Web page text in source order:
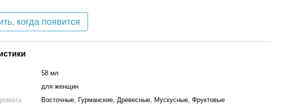
когда появится
58 мл
для женщин
Восточные, Гурманские, Древесные, Мускусные, Фруктовые